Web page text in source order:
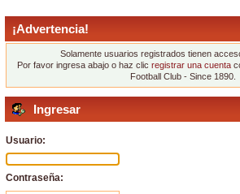
¡Advertencia!
Solamente usuarios registrados tienen
Por favor ingresa abajo o haz clic registrar una cuenta
Football Club - Since 1890.
Ingresar
Usuario:
Contraseña: